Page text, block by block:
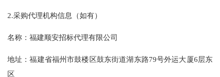
2.采购代理机构信息（如有）
名称：福建顺安招标代理有限公司
地址：福建省福州市鼓楼区鼓东街道湖东路79号外运大厦6层东
区